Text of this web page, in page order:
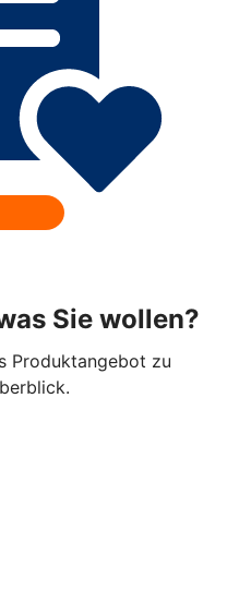
Sie wollen?
Produktangebot zu